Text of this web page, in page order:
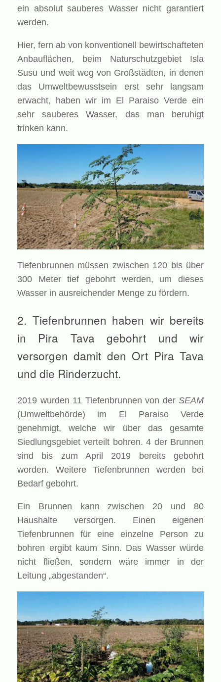
ein absolut sauberes Wasser nicht garantiert
werden.
Hier, fern ab von konventionell bewirtschafteten
Anbauflächen, beim Naturschutzgebiet Isla
Susu und weit weg von Großstädten, in denen
das Umweltbewusstsein erst sehr langsam
erwacht, haben wir im El Paraiso Verde ein
sehr sauberes Wasser, das man beruhigt
trinken kann.
Tiefenbrunnen müssen zwischen 120 bis über
300 Meter tief gebohrt werden, um dieses
Wasser in ausreichender Menge zu fördern.
2. Tiefenbrunnen haben wir bereits
in Pira Tava gebohrt und wir
versorgen damit den Ort Pira Tava
und die Rinderzucht.
2019 wurden 11 Tiefenbrunnen von der SEAM
(Umweltbehörde) im El Paraiso Verde
genehmigt, welche wir über das gesamte
Siedlungsgebiet verteilt bohren. 4 der Brunnen
sind bis zum April 2019 bereits gebohrt
worden. Weitere Tiefenbrunnen werden bei
Bedarf gebohrt.
Ein Brunnen kann zwischen 20 und 80
Haushalte versorgen. Einen eigenen
Tiefenbrunnen für eine einzelne Person zu
bohren ergibt kaum Sinn. Das Wasser würde
nicht fließen, sondern wäre immer in der
Leitung „abgestanden“.